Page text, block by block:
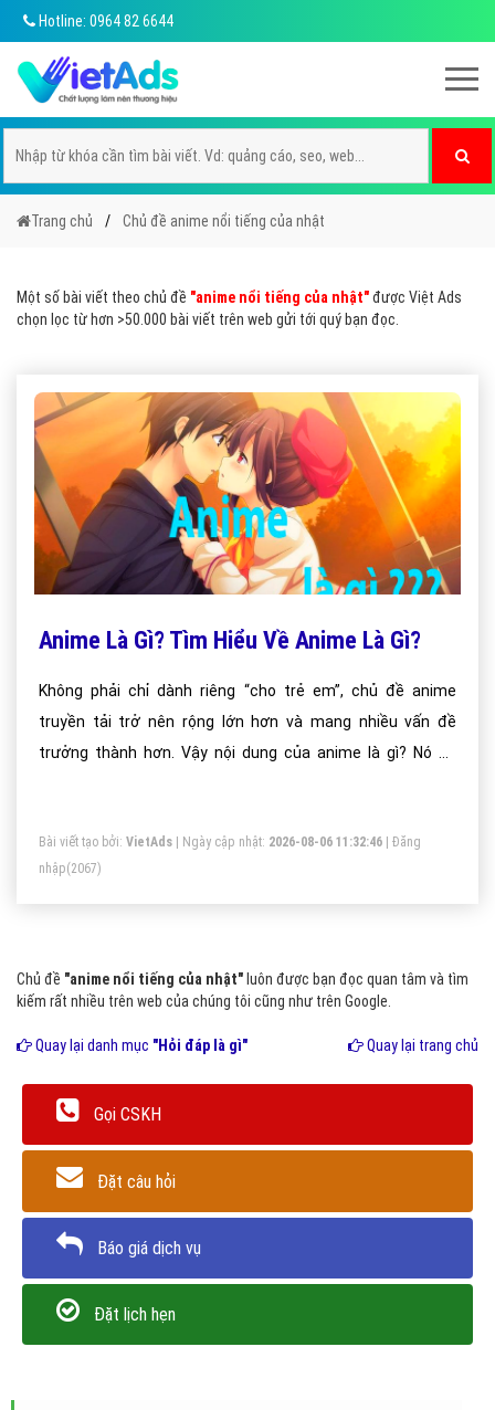
Hotline: 0964 82 6644
Trang chủ Chủ đề anime nổi tiếng của nhật
Một số bài viết theo chủ đề "anime nổi tiếng của nhật"được Việt Ads
chọn lọc từ hơn >50.000 bài viết trên web gửi tới quý bạn đọc.
Anime Là Gì? Tìm Hiểu Về Anime Là Gì?
Không phải chỉ dành riêng “cho trẻ em”, chủ đề anime
truyền tải trở nên rộng lớn hơn và mang nhiều vấn đề
trưởng thành hơn. Vậy nội dung của anime là gì? Nó có
Bài viết tạo bởi: VietAds | Ngày cập nhật: 2026-08-06 11:32:46
Đăng
nhập(2067)
Chủ đề "anime nổi tiếng của nhật" luôn được bạn đọc quan tâm và tìm
kiếm rất nhiều trên web của chúng tôi cũng như trên Google.
Quay lại danh mục "Hỏi đáp là gì" Quay lại trang chủ
Gọi CSKH
Đặt câu hỏi
Báo giá dịch vụ
Đặt lịch hẹn